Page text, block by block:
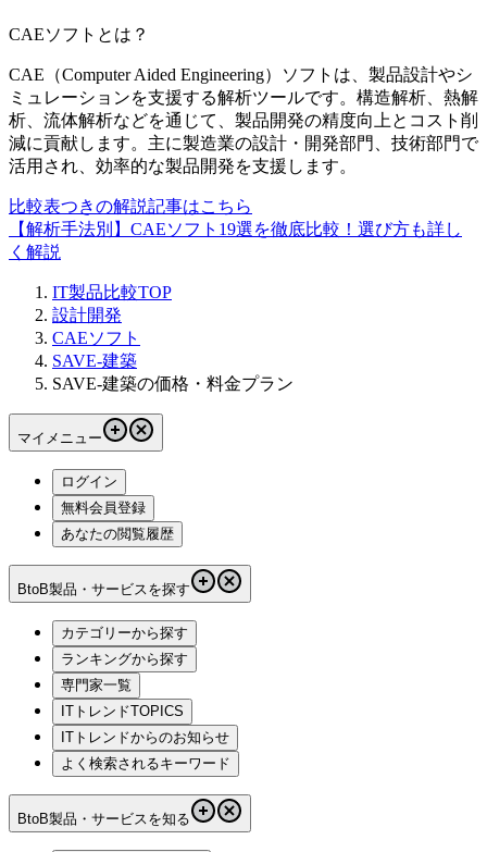
CAEソフト とは？
CAE（Computer Aided Engineering）ソフトは、製品設計やシ
ミュレーションを支援する解析ツールです。構造解析、熱解
析、流体解析などを通じて、製品開発の精度向上とコスト削
減に貢献します。主に製造業の設計・開発部門、技術部門で
活用され、効率的な製品開発を支援します。
比較表つきの解説記事はこちら
【解析手法別】CAEソフト19選を徹底比較！選び方も詳し
く解説
IT製品比較TOP
設計開発
CAEソフト
SAVE-建築
SAVE-建築の価格・料金プラン
マイメニュー
ログイン
無料会員登録
あなたの閲覧履歴
BtoB製品・サービスを探す
カテゴリーから探す
ランキングから探す
専門家一覧
ITトレンドTOPICS
ITトレンドからのお知らせ
よく検索されるキーワード
BtoB製品・サービスを知る